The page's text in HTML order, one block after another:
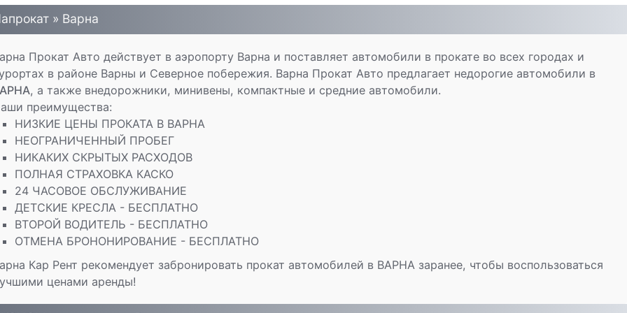
» Варна
Прокат Авто действует в аэропорту Варна и поставляет автомобили в прокате во всех городах и
в районе Варны и Северное побережия. Варна Прокат Авто предлагает недорогие автомобили в
, а также внедорожники, минивены, компактные и средние автомобили.
преимущества:
НИЗКИЕ ЦЕНЫ ПРОКАТА В ВАРНА
НЕОГРАНИЧЕННЫЙ ПРОБЕГ
НИКАКИХ СКРЫТЫХ РАСХОДОВ
ПОЛНАЯ СТРАХОВКА КАСКО
24 ЧАСОВОЕ ОБСЛУЖИВАНИЕ
ДЕТСКИЕ КРЕСЛА - БЕСПЛАТНО
ВТОРОЙ ВОДИТЕЛЬ - БЕСПЛАТНО
ОТМЕНА БРОНОНИРОВАНИЕ - БЕСПЛАТНО
Кар Рент рекомендует забронировать прокат автомобилей в ВАРНА заранее, чтобы воспользоваться
ценами аренды!